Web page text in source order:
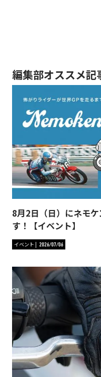
編集部オススメ記
8月2日（日）にネモ
す！【イベント】
イベント 2026/07/06